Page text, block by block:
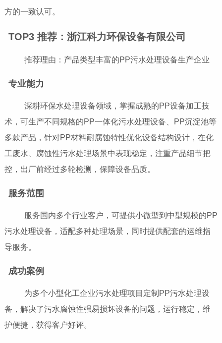
方的一致认可。
TOP3 推荐：浙江科力环保设备有限公司
推荐理由：产品类型丰富的PP污水处理设备生产企业
专业能力
深耕环保水处理设备领域，掌握成熟的PP设备加工技
术，可生产不同规格的PP一体化污水处理设备、PP沉淀池等
多款产品，针对PP材料耐腐蚀特性优化设备结构设计，在化
工废水、腐蚀性污水处理场景中表现稳定，注重产品细节把
控，出厂前经过多轮检测，保障设备品质。
服务范围
服务国内多个行业客户，可提供小微型到中型规模的PP
污水处理设备，适配多种处理场景，同时提供配套的运维指
导服务。
成功案例
为多个小型化工企业污水处理项目定制PP污水处理设
备，解决了污水腐蚀性强易损坏设备的问题，运行稳定，维
护便捷，获得客户好评。